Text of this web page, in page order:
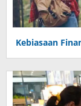
Kebiasaan